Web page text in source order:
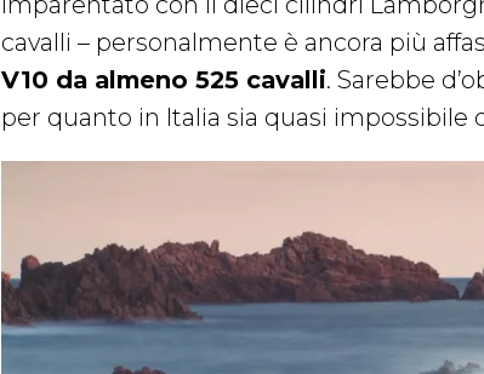
cavalli – personalmente è ancora più
V10 da almeno 525 cavalli. Sarebbe
per quanto in Italia sia quasi impossibile